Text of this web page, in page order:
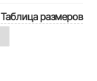
Таблица размеров